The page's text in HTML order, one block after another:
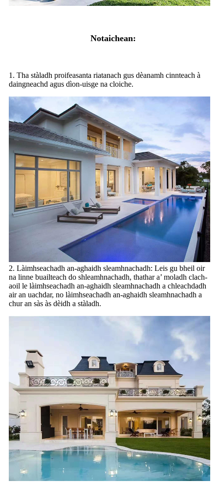
Notaichean:
1. Tha stàladh proifeasanta riatanach gus dèanamh cinnteach à
daingneachd agus dìon-uisge na cloiche.
2. Làimhseachadh an-aghaidh sleamhnachadh: Leis gu bheil oir
na linne buailteach do shleamhnachadh, thathar a’ moladh clach-
aoil le làimhseachadh an-aghaidh sleamhnachadh a chleachdadh
air an uachdar, no làimhseachadh an-aghaidh sleamhnachadh a
chur an sàs às dèidh a stàladh.